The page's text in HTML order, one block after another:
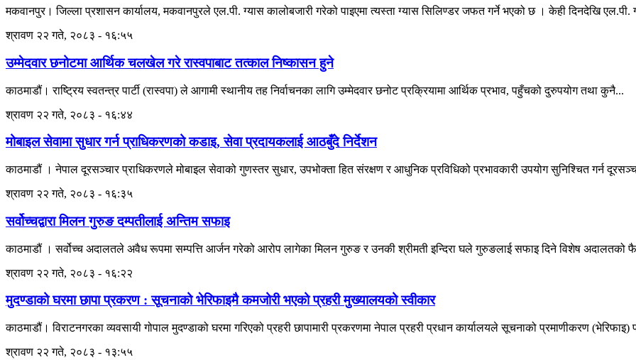
मकवानपुर। जिल्ला प्रशासन कार्यालय, मकवानपुरले एल.पी. ग्यास कालोबजारी गरेको पाइएमा त्यस्ता ग्यास सिलिण्डर जफत गर्ने भएको छ । केही दिनदेखि एल.पी.
श्रावण २२ गते, २०८३ - १६:५५
उम्मेदवार छनोटमा आर्थिक चलखेल गरे रास्वपाबाट तत्काल निष्कासन हुने
काठमाडौं। राष्ट्रिय स्वतन्त्र पार्टी (रास्वपा) ले आगामी स्थानीय तह निर्वाचनका लागि उम्मेदवार छनोट प्रक्रियामा आर्थिक प्रभाव, पहुँचको दुरुपयोग तथा कुनै...
श्रावण २२ गते, २०८३ - १६:४४
मोबाइल सेवामा सुधार गर्न प्राधिकरणको कडाइ, सेवा प्रदायकलाई आठबुँदे निर्देशन
काठमाडौं । नेपाल दूरसञ्चार प्राधिकरणले मोबाइल सेवाको गुणस्तर सुधार, उपभोक्ता हित संरक्षण र आधुनिक प्रविधिको प्रभावकारी उपयोग सुनिश्चित गर्न
श्रावण २२ गते, २०८३ - १६:३५
सर्वोच्चद्वारा मिलन गुरुङ दम्पतीलाई अन्तिम सफाइ
काठमाडौं । सर्वोच्च अदालतले अवैध रूपमा सम्पत्ति आर्जन गरेको आरोप लागेका मिलन गुरुङ र उनकी श्रीमती इन्दिरा घले गुरुङलाई सफाइ दिने विशेष अदालतको
श्रावण २२ गते, २०८३ - १६:२२
मुदण्डाको घरमा छापा प्रकरण : सूचनाको भेरिफाइमै कमजोरी भएको प्रहरी मुख्यालयको स्वीकार
काठमाडौं। विराटनगरका व्यवसायी गोपाल मुदण्डाको घरमा गरिएको प्रहरी छापामारी प्रकरणमा नेपाल प्रहरी प्रधान कार्यालयले सूचनाको प्रमाणीकरण (भेरिफाइ)
श्रावण २२ गते, २०८३ - १३:५५